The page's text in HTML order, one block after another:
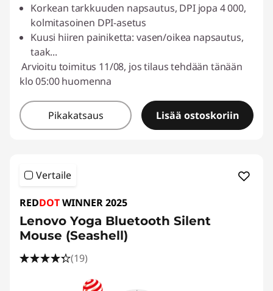
Korkean tarkkuuden napsautus, DPI jopa 4 000,
kolmitasoinen DPI-asetus
Kuusi hiiren painiketta: vasen/oikea napsautus,
taak...
Arvioitu toimitus 11/08, jos tilaus tehdään tänään
klo 05:00 huomenna
Pikakatsaus Lisää ostoskoriin
Vertaile
REDDOTWINNER 2025
Lenovo Yoga Bluetooth Silent
Mouse (Seashell)
(19)